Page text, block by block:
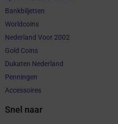
Bankbiljetten
Worldcoins
Nederland Voor 2002
Gold Coins
Dukaten Nederland
Penningen
Accessoires
Snel naar